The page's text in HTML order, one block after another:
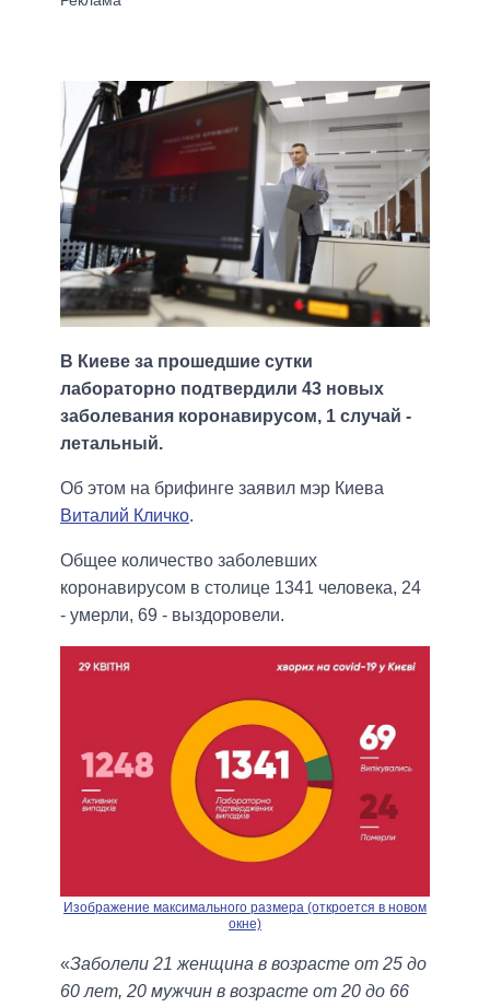
В Киеве за прошедшие сутки
лабораторно подтвердили 43 новых
заболевания коронавирусом, 1 случай -
летальный.
Об этом на брифинге заявил мэр Киева
Виталий Кличко.
Общее количество заболевших
коронавирусом в столице 1341 человека, 24
- умерли, 69 - выздоровели.
Изображение максимального размера (откроется в новом
окне)
«Заболели 21 женщина в возрасте от 25 до
60 лет, 20 мужчин в возрасте от 20 до 66